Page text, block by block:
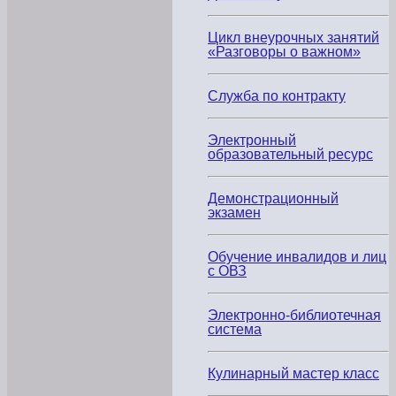
Мероприятия,
вебинары,
видео
материалы
Федеральный
инклюзивному
образованию
(ФМЦИО)
Перечень
БПОО
студентов
выпускников
Цикл внеурочных занятий
«Разговоры о важном»
Служба по контракту
Электронный
образовательный ресурс
Демонстрационный
экзамен
Обучение инвалидов и лиц
с ОВЗ
Электронно-библиотечная
система
Кулинарный мастер класс